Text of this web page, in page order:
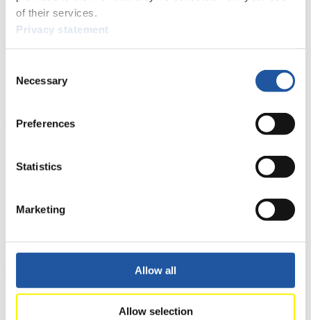
of their services.
Privacy statement
Selection
Necessary
Preferences
Statistics
Marketing
Allow all
Allow selection
Hier können Sie sich über allgemeine Neuigkeiten informieren, das
Ausschreibungen für Wettkämpfe herunterladen, sowie auf die
Mitgliedersektion zugreifen.
Für Ausrichter
Wettkämpfen, Anti-Doping und Fairplay einsehen, sich über
Kontaktpersonen für Wettkämpfe und Sponsoren informieren,